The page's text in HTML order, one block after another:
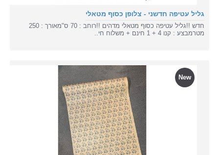
גליל עטיפה חדשני - צלופן כסוף מטאלי
חדש !!גליל עטיפה כסוף מטאלי מדהים !!רוחב : 70 ס"מאורך : 250
מטרמבצע : קנו 4 + 1 חינם + משלוח חי..
New